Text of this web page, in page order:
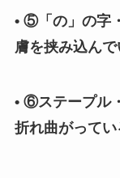
• ⑤「の」の字
膚を挟み込んで
• ⑥ステープル
折れ曲がってい